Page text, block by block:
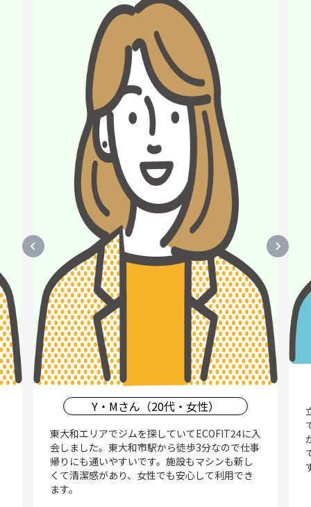
Y・Mさん（20代・女性）
東大和エリアでジムを探していてECOFIT24に入
会しました。東大和市駅から徒歩3分なので仕事
帰りにも通いやすいです。施設もマシンも新し
くて清潔感があり、女性でも安心して利用でき
ます。